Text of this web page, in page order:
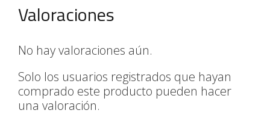
Valoraciones
No hay valoraciones aún.
Solo los usuarios registrados que hayan
comprado este producto pueden hacer
una valoración.